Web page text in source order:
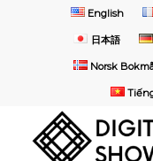
English
日本語
Norsk